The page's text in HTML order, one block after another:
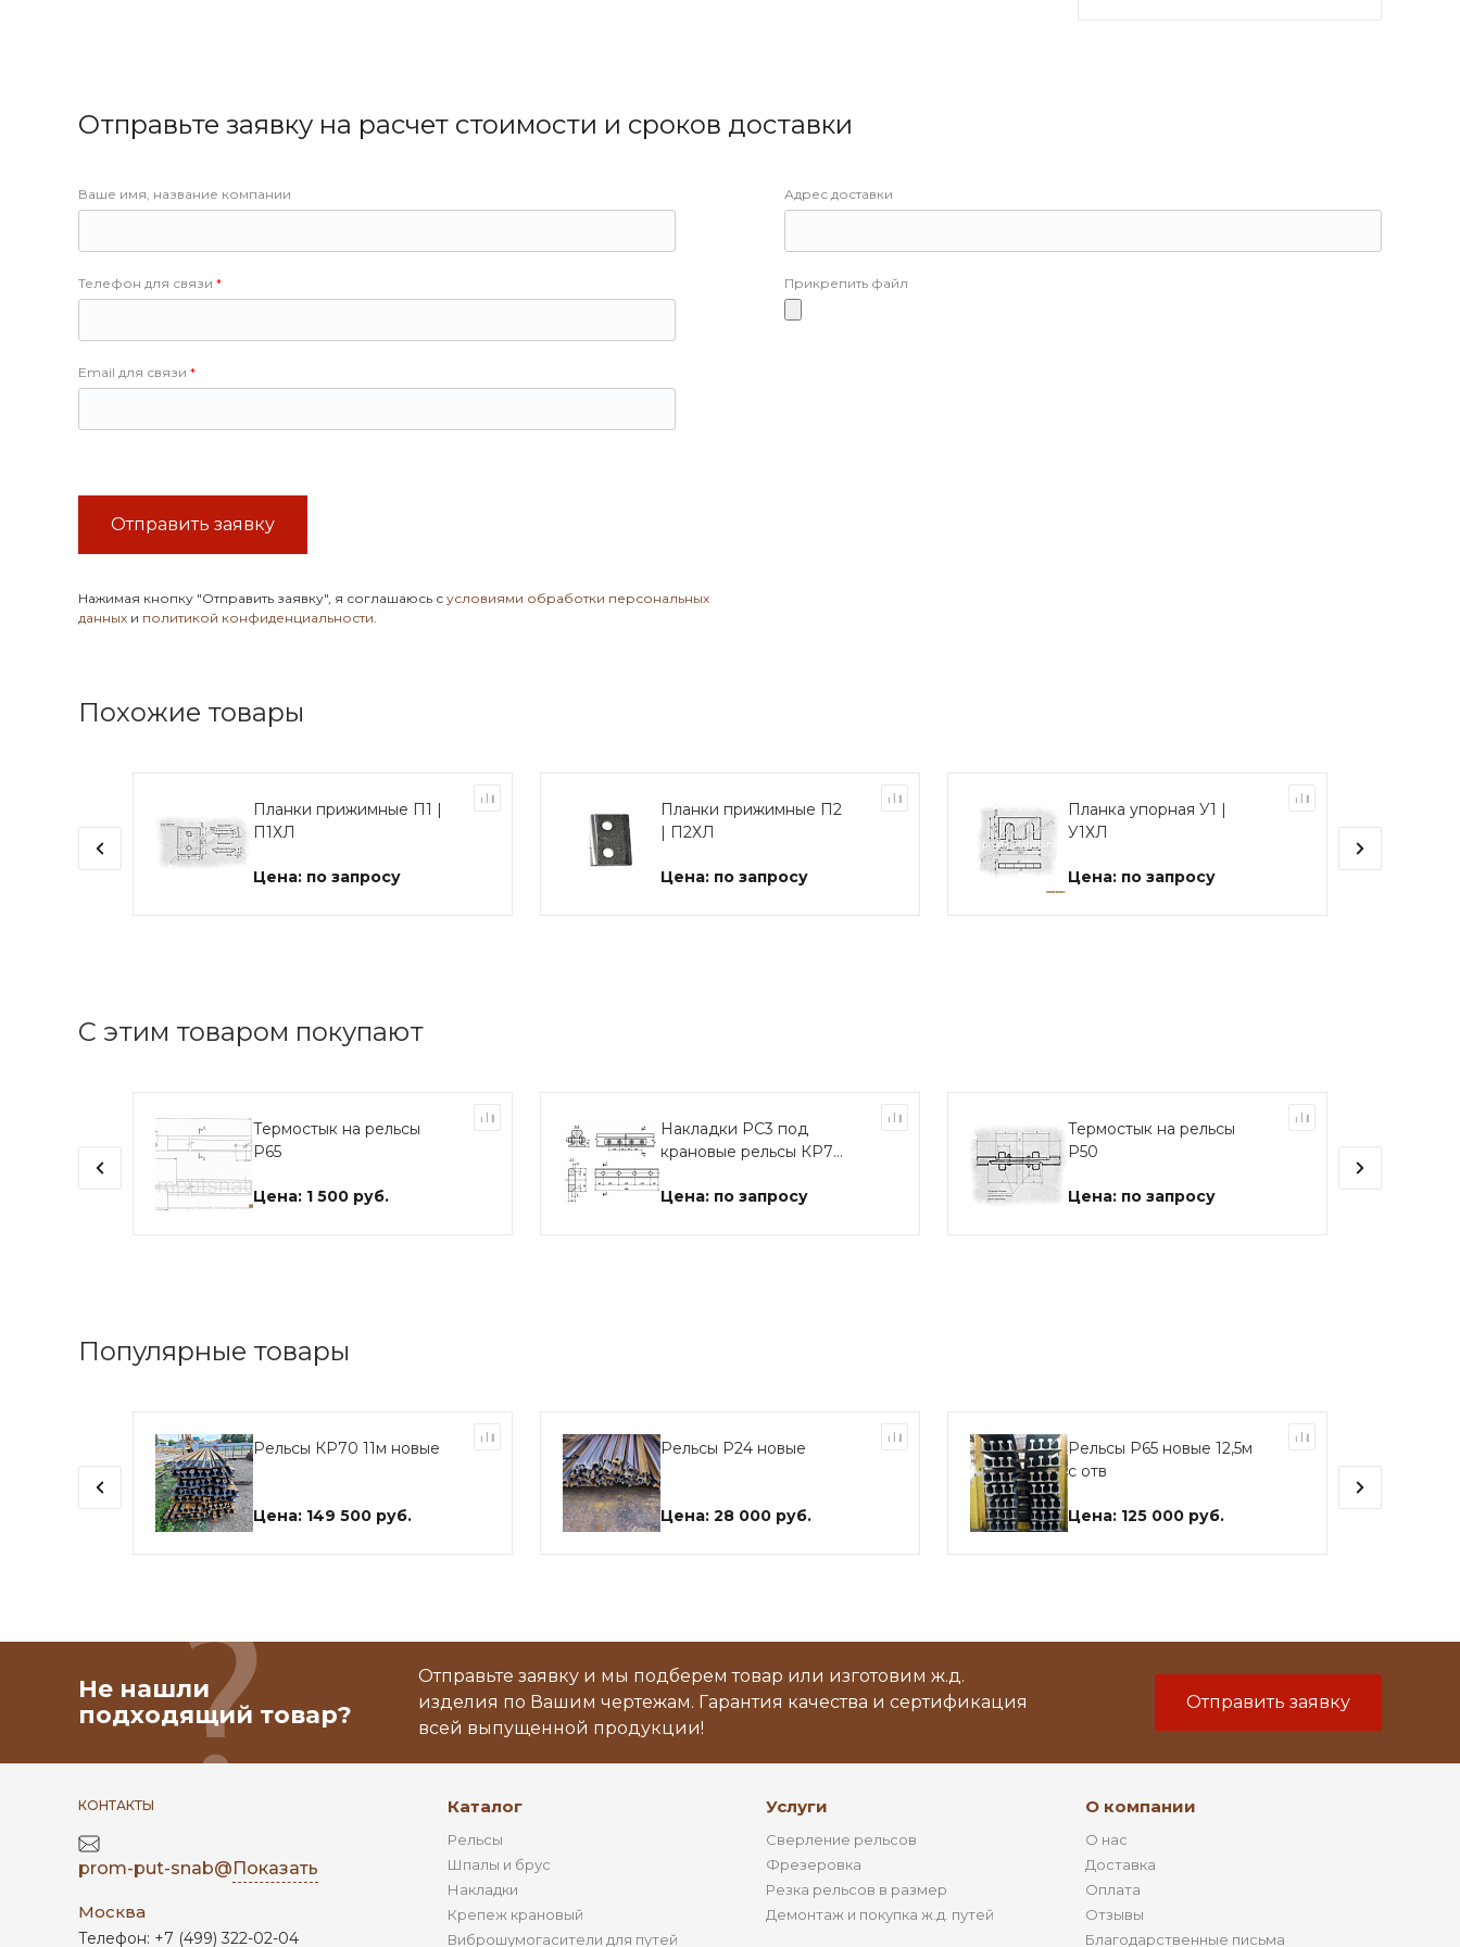
Отправьте заявку на расчет стоимости и сроков доставки
Ваше имя, название компании
Телефон для связи
Email для связи
Адрес доставки
Прикрепить файл
Отправить заявку
Нажимая кнопку "Отправить заявку" , я соглашаюсь с условиями обработки персональных
данных и политикой конфиденциальности
Похожие товары
Планки прижимные П1 |
П1ХЛ
Цена: по запросу
Планки прижимные П2
| П2ХЛ
Цена: по запросу
Планка упорная У1 |
У1ХЛ
Цена: по запросу
С этим товаром покупают
Термостык на рельсы
Р65
Цена: 1 500 руб.
Накладки РС3 под
крановые рельсы КР70
Цена: по запросу
Термостык на рельсы
Р50
Цена: по запросу
Популярные товары
Рельсы КР70 11м новые
Цена: 149 500 руб.
Рельсы Р24 новые
Цена: 28 000 руб.
Рельсы Р65 новые 12,5м
с отв
Цена: 125 000 руб.
Не нашли
подходящий товар?
Отправьте заявку и мы подберем товар или изготовим ж.д.
изделия по Вашим чертежам. Гарантия качества и сертификация
всей выпущенной продукции!
Отправить заявку
КОНТАКТЫ
prom-put-snab@Показать
Москва
Телефон: +7 (499) 322-02-04
Каталог
Рельсы
Шпалы и брус
Накладки
Крепеж крановый
Виброшумогасители для путей
Услуги
Сверление рельсов
Фрезеровка
Резка рельсов в размер
Демонтаж и покупка ж.д. путей
О компании
О нас
Доставка
Оплата
Отзывы
Благодарственные письма